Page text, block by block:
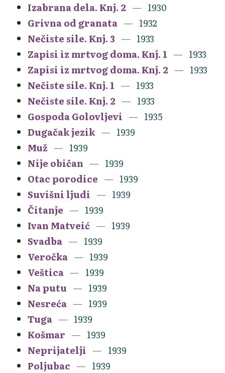
Izabrana dela. Knj. 2
1930
Grivna od granata
1932
Nečiste sile. Knj. 3
1933
Zapisi iz mrtvog doma. Knj. 1
1933
Zapisi iz mrtvog doma. Knj. 2
1933
Nečiste sile. Knj. 1
1933
Nečiste sile. Knj. 2
1933
Gospoda Golovljevi
1935
Dugačak jezik
1939
Muž
1939
Nije običan
1939
Otac porodice
1939
Suvišni ljudi
1939
Čitanje
1939
Ivan Matveić
1939
Svadba
1939
Veročka
1939
Veštica
1939
Na putu
1939
Nesreća
1939
Tuga
1939
Košmar
1939
Neprijatelji
1939
Poljubac
1939